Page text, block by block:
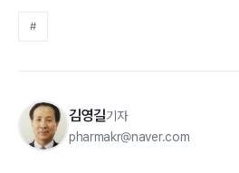
#
김영길기자
pharmakr@naver.com